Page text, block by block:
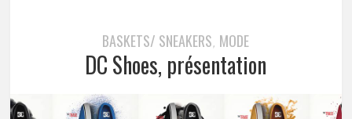
BASKETS/ SNEAKERS, MODE
DC Shoes, présentation